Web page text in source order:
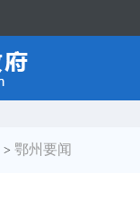
> 鄂州要闻